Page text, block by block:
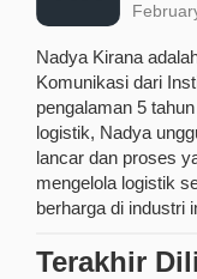
Nadya Kirana
Komunikasi dari
pengalaman 5
logistik, Nadya
lancar dan proses
mengelola logistik
berharga di industri
Terakhir